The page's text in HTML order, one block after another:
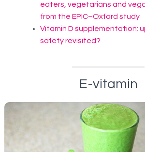
eaters, vegetarians and
from the EPIC–Oxford study
Vitamin D supplementation:
safety revisited?
E-vitamin